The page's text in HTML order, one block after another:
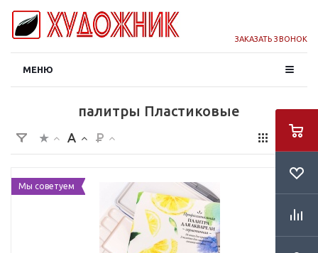
ЗАКАЗАТЬ ЗВОНОК
МЕНЮ
палитры Пластиковые
Мы советуем